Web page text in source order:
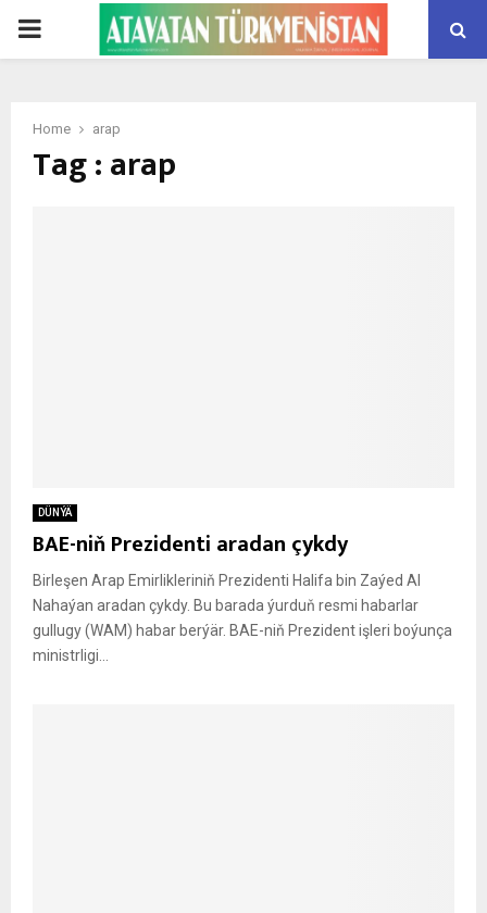
PRIMARY
Home arap
Tag : arap
DÜNÝÄ
BAE-niň Prezidenti aradan çykdy
Birleşen Arap Emirlikleriniň Prezidenti Halifa bin Zaýed Al
Nahaýan aradan çykdy. Bu barada ýurduň resmi habarlar
gullugy (WAM) habar berýär. BAE-niň Prezident işleri boýunça
ministrligi...